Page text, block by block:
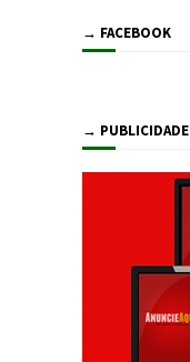
→ FACEBOOK
→ PUBLICIDADE